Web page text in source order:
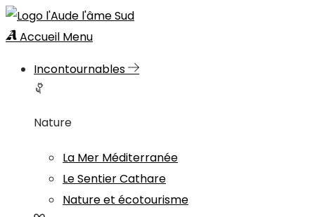
Accueil Menu
Incontournables
Nature
La Mer Méditerranée
Le Sentier Cathare
Nature et écotourisme